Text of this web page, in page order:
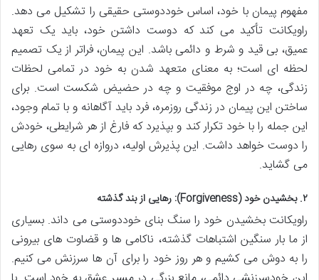
مفهوم پیمان با خود، اساس خوددوستی حقیقی را تشکیل می دهد.
راویکانت تأکید می کند که دوست داشتن خود، باید یک تعهد
عمیق، بی قید و شرط و دائمی باشد. این پیمان، فراتر از یک تصمیم
لحظه ای است؛ به معنای متعهد شدن به خود در تمامی لحظات
زندگی، چه در اوج موفقیت و چه در حضیض شکست است. برای
ساختن این پیمان در زندگی روزمره، فرد باید آگاهانه و با تمام وجود،
این جمله را با خود تکرار کند و بپذیرد که فارغ از هر شرایطی، خودش
را دوست خواهد داشت. این پذیرش اولیه، دروازه ای به سوی رهایی
می گشاید.
۲. بخشیدن خود (Forgiveness): رهایی از بند گذشته
راویکانت بخشیدن خود را سنگ بنای خوددوستی می داند. بسیاری
از ما بار سنگین اشتباهات گذشته، ناکامی ها و قضاوت های بیرونی
را به دوش می کشیم و هر روز خود را برای آن ها سرزنش می کنیم.